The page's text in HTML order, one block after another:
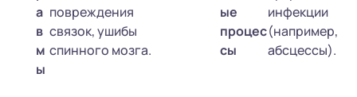
а
в
м
ы
повреждения
связок, ушибы
спинного мозга.
ые
процес
сы
инфекции
(например,
абсцессы).